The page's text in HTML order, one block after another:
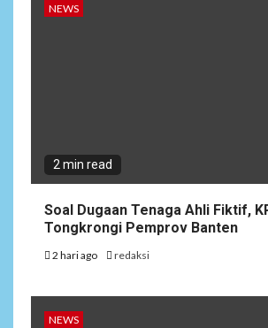
NEWS
2 min read
Soal Dugaan Tenaga Ahli Fiktif,
Tongkrongi Pemprov Banten
2 hari ago redaksi
NEWS